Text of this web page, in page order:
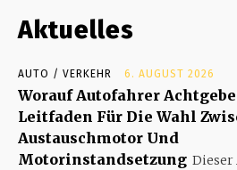
Aktuelles
AUTO / VERKEHR 6. AUGUST 2026
Worauf Autofahrer
Leitfaden Für Die Wahl
Austauschmotor Und
Motorinstandsetzung